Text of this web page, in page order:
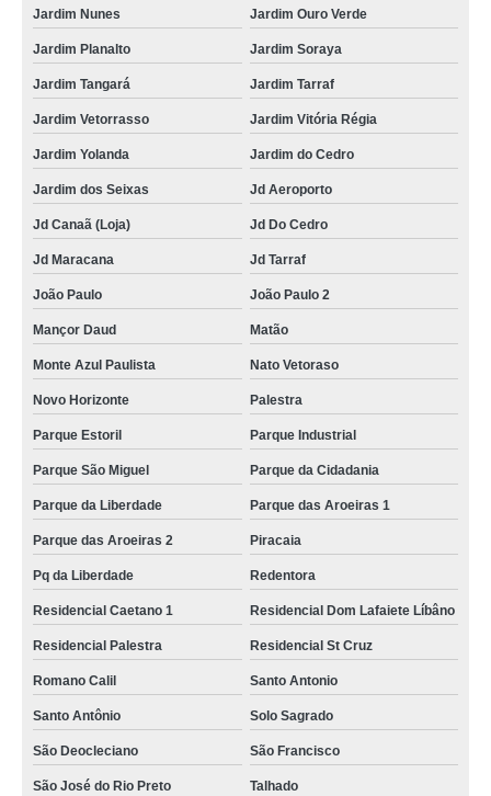
Jardim Nunes Jardim Ouro Verde
Jardim Planalto Jardim Soraya
Jardim Tangará Jardim Tarraf
Jardim Vetorrasso Jardim Vitória Régia
Jardim Yolanda Jardim do Cedro
Jardim dos Seixas Jd Aeroporto
Jd Canaã (Loja) Jd Do Cedro
Jd Maracana Jd Tarraf
João Paulo João Paulo 2
Mançor Daud Matão
Monte Azul Paulista Nato Vetoraso
Novo Horizonte Palestra
Parque Estoril Parque Industrial
Parque São Miguel Parque da Cidadania
Parque da Liberdade Parque das Aroeiras 1
Parque das Aroeiras 2 Piracaia
Pq da Liberdade Redentora
Residencial Caetano 1 Residencial Dom Lafaiete Líbâno
Residencial Palestra Residencial St Cruz
Romano Calil Santo Antonio
Santo Antônio Solo Sagrado
São Deocleciano São Francisco
São José do Rio Preto Talhado